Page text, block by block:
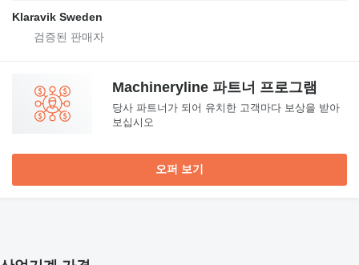
Klaravik Sweden
Machineryline 파트너 프로그램
당사 파트너가 되어 유치한 고객마다 보상을 받아
보십시오
오퍼 보기